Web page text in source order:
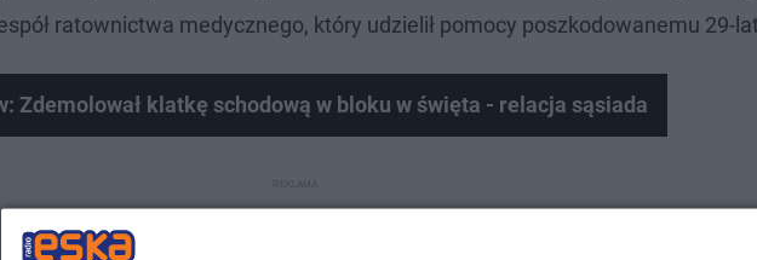
ratownictwa medycznego, który udzielił pomocy poszkodowanemu 29-
Zdemolował klatkę schodową w bloku w święta - relacja sąsiada